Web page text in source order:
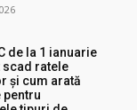
de la 1 ianuarie
scad ratele
și cum arată
pentru